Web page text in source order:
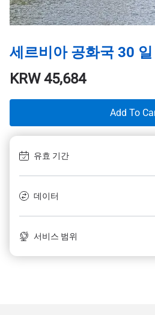
세르비아 공화국 30
KRW45,684
Add To
유효 기간
데이터
서비스 범위